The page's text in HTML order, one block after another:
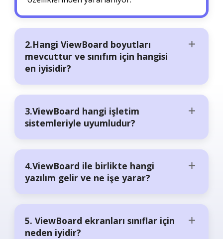
2.Hangi ViewBoard boyutları
mevcuttur ve sınıfım için hangisi
en iyisidir?
3.ViewBoard hangi işletim
sistemleriyle uyumludur?
4.ViewBoard ile birlikte hangi
yazılım gelir ve ne işe yarar?
5. ViewBoard ekranları sınıflar için
neden iyidir?